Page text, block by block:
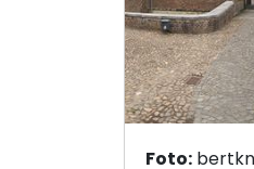
Foto: